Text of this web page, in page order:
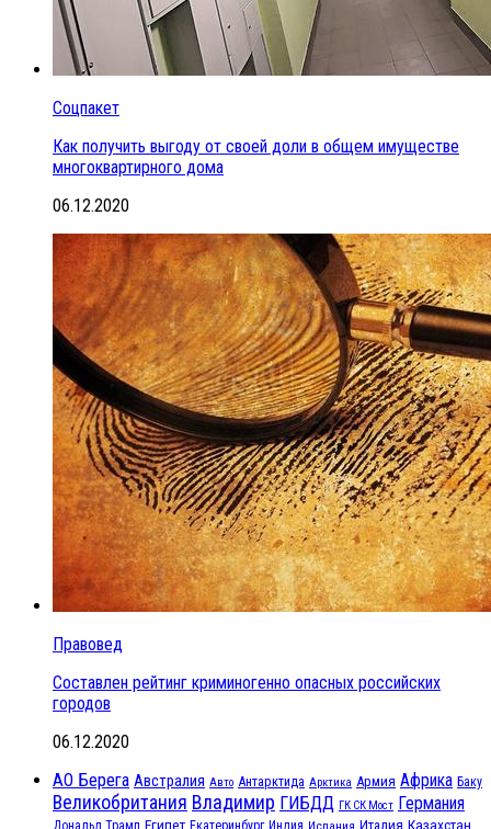
Соцпакет
Как получить выгоду от своей доли в общем имуществе
многоквартирного дома
06.12.2020
Правовед
Составлен рейтинг криминогенно опасных российских
городов
06.12.2020
АО Берега Австралия Авто Антарктида Арктика Армия Африка Баку
Великобритания Владимир ГИБДД ГК СК Мост Германия
Дональд Трамп Египет Екатеринбург Индия Испания Италия Казахстан